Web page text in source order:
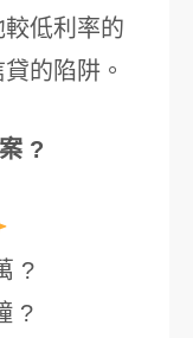
低利率的
的陷阱。
?
?
?